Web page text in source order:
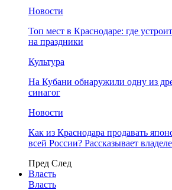
Новости
Топ мест в Краснодаре: где
на праздники
Культура
На Кубани обнаружили одну из
синагог
Новости
Как из Краснодара продавать
всей России? Рассказывает
Пред След
Власть
Власть